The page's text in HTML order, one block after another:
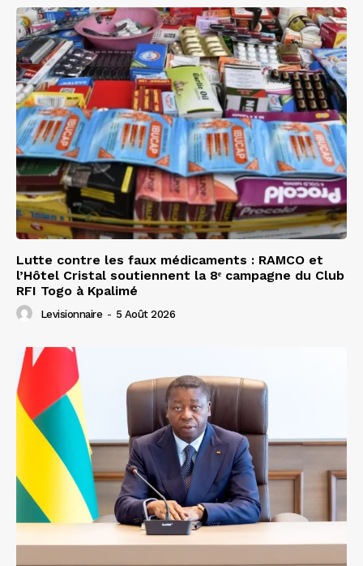
Lutte contre les faux médicaments : RAMCO et
l’Hôtel Cristal soutiennent la 8ᵉ campagne du Club
RFI Togo à Kpalimé
Levisionnaire - 5 Août 2026